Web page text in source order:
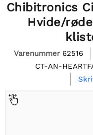
Chibitronics
Hvide/
Varenummer 62516
CT-AN-